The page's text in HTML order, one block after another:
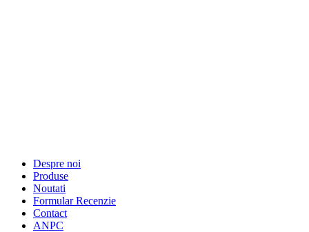
Despre noi
Produse
Noutati
Formular Recenzie
Contact
ANPC